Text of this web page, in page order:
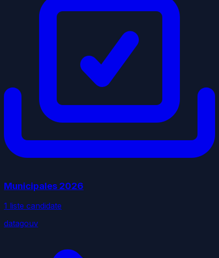
Municipales 2026
1 liste candidate
datagouv